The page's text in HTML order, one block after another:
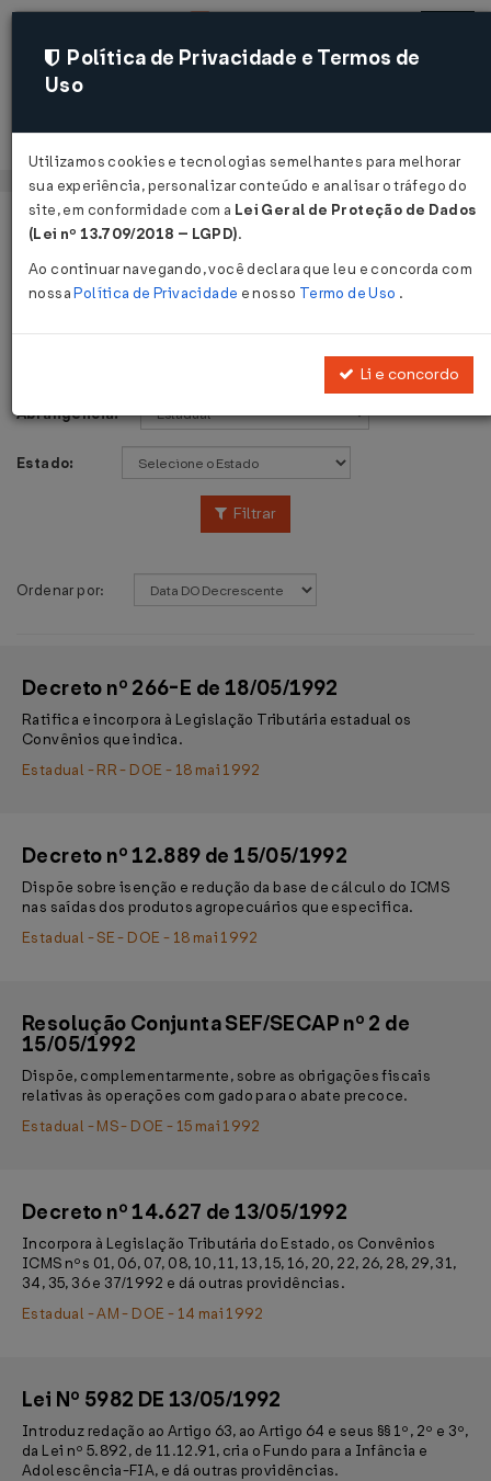
Acessar
Página Inicial Legislações
Legislações
Abrangência:
Estado:
Filtrar
Ordenar por:
Decreto nº 266-E de 18/05/1992
Ratifica e incorpora à Legislação Tributária estadual os
Convênios que indica.
Estadual - RR - DOE - 18 mai 1992
Decreto nº 12.889 de 15/05/1992
Dispõe sobre isenção e redução da base de cálculo do ICMS
nas saídas dos produtos agropecuários que especifica.
Estadual - SE - DOE - 18 mai 1992
Resolução Conjunta SEF/SECAP nº 2 de
15/05/1992
Dispõe, complementarmente, sobre as obrigações fiscais
relativas às operações com gado para o abate precoce.
Estadual - MS - DOE - 15 mai 1992
Decreto nº 14.627 de 13/05/1992
Incorpora à Legislação Tributária do Estado, os Convênios
ICMS nºs 01, 06, 07, 08, 10, 11, 13, 15, 16, 20, 22, 26, 28, 29, 31,
34, 35, 36 e 37/1992 e dá outras providências.
Estadual - AM - DOE - 14 mai 1992
Lei Nº 5982 DE 13/05/1992
Introduz redação ao Artigo 63, ao Artigo 64 e seus §§ 1º, 2º e 3º,
da Lei nº 5.892, de 11.12.91, cria o Fundo para a Infância e
Adolescência-FIA, e dá outras providências.
Política de Privacidade e Termos de
Uso
Utilizamos cookies e tecnologias semelhantes para melhorar
sua experiência, personalizar conteúdo e analisar o tráfego do
site, em conformidade com a Lei Geral de Proteção de Dados
(Lei nº 13.709/2018 – LGPD).
Ao continuar navegando, você declara que leu e concorda com
nossaPolítica de Privacidade e nosso Termo de Uso .
Li e concordo